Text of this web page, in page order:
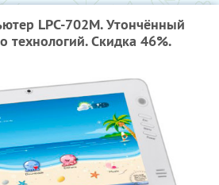
LPC-702M. Утончённый
технологий. Скидка 46%.